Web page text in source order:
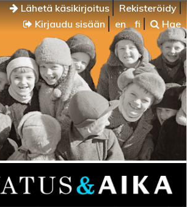
Lähetä käsikirjoitus
Rekisteröidy
Kirjaudu sisään
en fi Hae